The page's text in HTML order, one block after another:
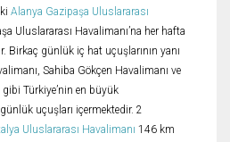
Alanya Gazipaşa Uluslararası
Uluslararası Havalimanı’na her hafta
Birkaç günlük iç hat uçuşlarının yanı
Sahiba Gökçen Havalimanı ve
Türkiye’nin en büyük
uçuşları içermektedir. 2
Uluslararası Havalimanı 146 km